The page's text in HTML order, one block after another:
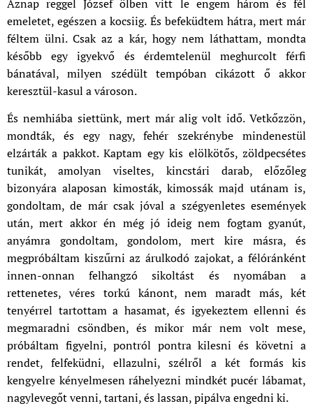
Aznap reggel József ölben vitt le engem három és fél
emeletet, egészen a kocsiig. És befeküdtem hátra, mert már
féltem ülni. Csak az a kár, hogy nem láthattam, mondta
később egy igyekvő és érdemtelenül meghurcolt férfi
bánatával, milyen szédült tempóban cikázott ő akkor
keresztül-kasul a városon.
És nemhiába siettünk, mert már alig volt idő. Vetkőzzön,
mondták, és egy nagy, fehér szekrénybe mindenestül
elzárták a pakkot. Kaptam egy kis elölkötős, zöldpecsétes
tunikát, amolyan viseltes, kincstári darab, előzőleg
bizonyára alaposan kimosták, kimossák majd utánam is,
gondoltam, de már csak jóval a szégyenletes események
után, mert akkor én még jó ideig nem fogtam gyanút,
anyámra gondoltam, gondolom, mert kire másra, és
megpróbáltam kiszűrni az árulkodó zajokat, a félóránként
innen-onnan felhangzó sikoltást és nyomában a
rettenetes, véres torkú kánont, nem maradt más, két
tenyérrel tartottam a hasamat, és igyekeztem ellenni és
megmaradni csöndben, és mikor már nem volt mese,
próbáltam figyelni, pontról pontra kilesni és követni a
rendet, felfeküdni, ellazulni, szélről a két formás kis
kengyelre kényelmesen ráhelyezni mindkét pucér lábamat,
nagylevegőt venni, tartani, és lassan, pipálva engedni ki.